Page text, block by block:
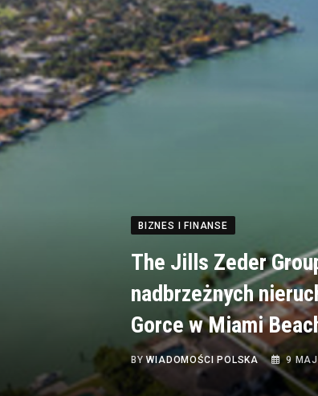
BIZNES I FINANSE
The Jills Zeder
nadbrzeżnych
Gorce w Miami
BYWIADOMOŚCI POLSKA 9